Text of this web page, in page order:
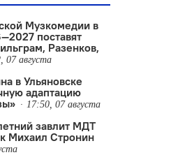
Музкомедии в
поставят
Разенков,
07 августа
в Ульяновске
адаптацию
17:50, 07 августа
завлит МДТ
Михаил Стронин